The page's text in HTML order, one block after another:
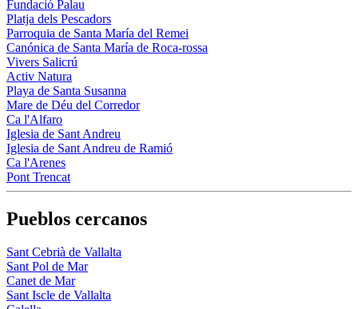
Fundació Palau
Platja dels Pescadors
Parroquia de Santa María del Remei
Canónica de Santa María de Roca-rossa
Vivers Salicrú
Activ Natura
Playa de Santa Susanna
Mare de Déu del Corredor
Ca l'Alfaro
Iglesia de Sant Andreu
Iglesia de Sant Andreu de Ramió
Ca l'Arenes
Pont Trencat
Pueblos cercanos
Sant Cebrià de Vallalta
Sant Pol de Mar
Canet de Mar
Sant Iscle de Vallalta